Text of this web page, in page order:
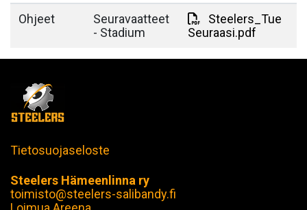
Ohjeet
Seuravaatteet
- Stadium
Steelers_Tue
Seuraasi.pdf
Tietosuojaseloste
Steelers Hämeenlinna ry
toimisto@steelers-salibandy.fi